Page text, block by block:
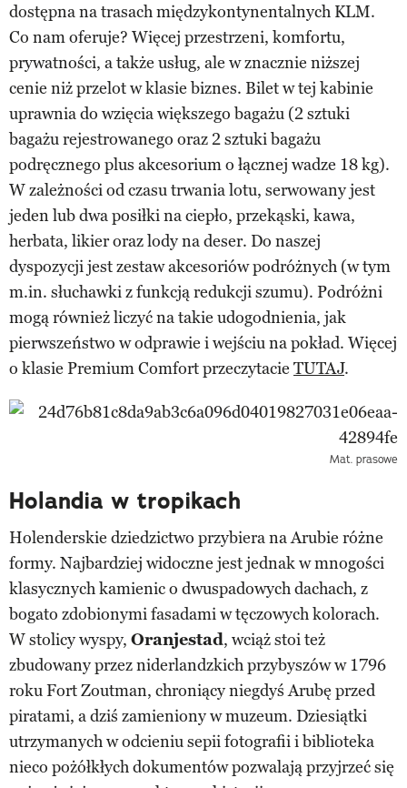
dostępna na trasach międzykontynentalnych KLM.
Co nam oferuje? Więcej przestrzeni, komfortu,
prywatności, a także usług, ale w znacznie niższej
cenie niż przelot w klasie biznes. Bilet w tej kabinie
uprawnia do wzięcia większego bagażu (2 sztuki
bagażu rejestrowanego oraz 2 sztuki bagażu
podręcznego plus akcesorium o łącznej wadze 18 kg).
W zależności od czasu trwania lotu, serwowany jest
jeden lub dwa posiłki na ciepło, przekąski, kawa,
herbata, likier oraz lody na deser. Do naszej
dyspozycji jest zestaw akcesoriów podróżnych (w tym
m.in. słuchawki z funkcją redukcji szumu). Podróżni
mogą również liczyć na takie udogodnienia, jak
pierwszeństwo w odprawie i wejściu na pokład. Więcej
o klasie Premium Comfort przeczytacie TUTAJ.
Mat. prasowe
Holandia w tropikach
Holenderskie dziedzictwo przybiera na Arubie różne
formy. Najbardziej widoczne jest jednak w mnogości
klasycznych kamienic o dwuspadowych dachach, z
bogato zdobionymi fasadami w tęczowych kolorach.
W stolicy wyspy, Oranjestad, wciąż stoi też
zbudowany przez niderlandzkich przybyszów w 1796
roku Fort Zoutman, chroniący niegdyś Arubę przed
piratami, a dziś zamieniony w muzeum. Dziesiątki
utrzymanych w odcieniu sepii fotografii i biblioteka
nieco pożółkłych dokumentów pozwalają przyjrzeć się